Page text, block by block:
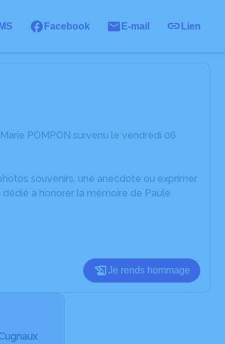
Facebook E-mail Lien
POMPON survenu le vendredi 06
souvenirs, une anecdote ou exprimer
à honorer la mémoire de Paule
Je rends hommage